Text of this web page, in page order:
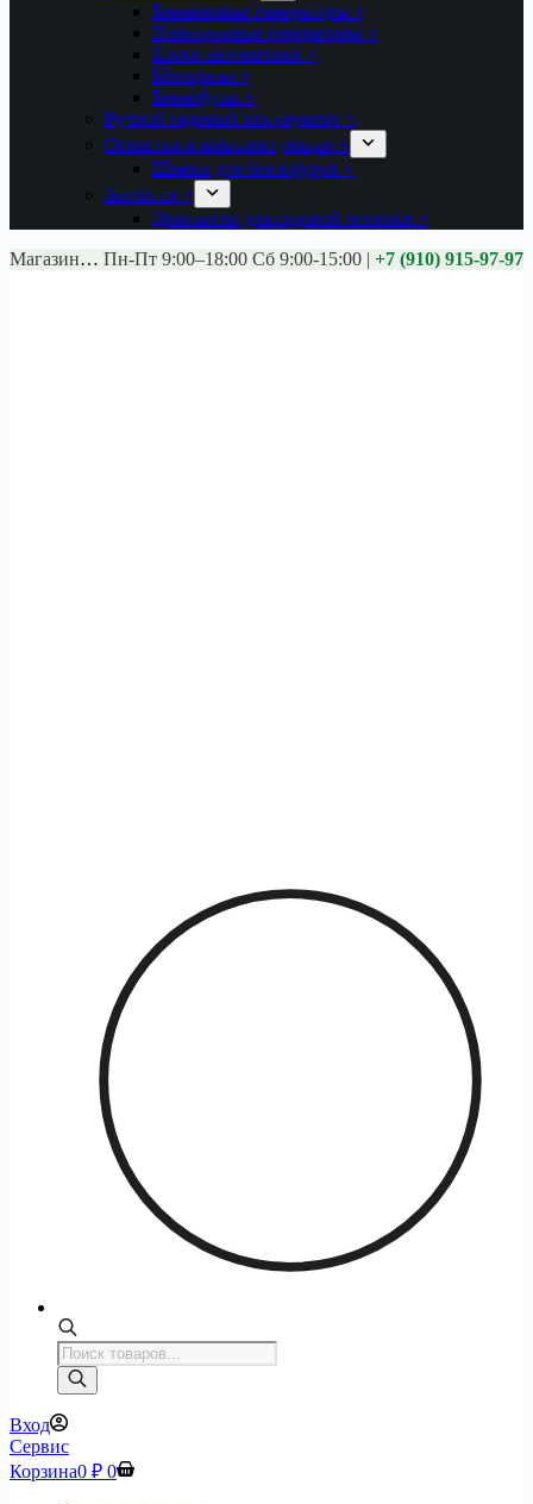
Бензиновые генераторы +
Инверторные генераторы +
Блоки автоматики +
Бензорезы +
Бензобуры +
Ручной садовый инструмент +
Оснастка и комплектующие +
Шнеки для бензобуров +
Запчасти +
Двигатели для садовой техники +
Магазины: Калуга ул. Московская д.113
Пн-Пт 9:00–18:00 Сб 9:00-15:00 | +7 (910) 915-97-97
Поиск
товаров
Вход
Сервис
Корзина0 ₽ 0